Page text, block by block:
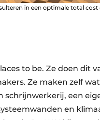
in een optimale total cost
to be. Ze doen dit
Ze maken zelf
schrijnwerkerij, een
en